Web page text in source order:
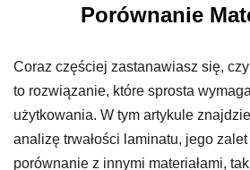
Porównanie
Coraz częściej zastanawiasz się,
to rozwiązanie, które sprosta
użytkowania. W tym artykule
analizę trwałości laminatu, jego
porównanie z innymi materiałami,